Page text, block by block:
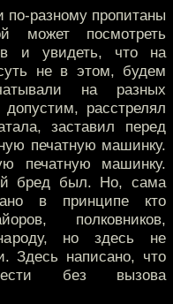
по-разному пропитаны
может посмотреть
и увидеть, что на
не в этом, будем
на разных
расстрелял
заставил перед
печатную машинку.
печатную машинку.
бред был. Но, сама
в принципе кто
полковников,
но здесь не
Здесь написано, что
без вызова